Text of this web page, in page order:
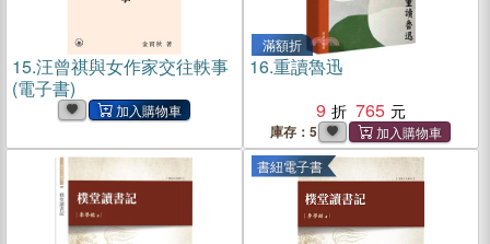
15.汪曾祺與女作家交往軼事
(電子書)
滿額折
16.重讀魯迅
9
765
庫存：5
書紐電子書